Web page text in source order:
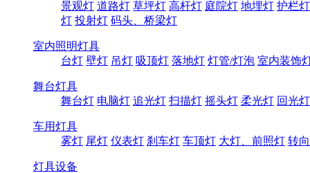
景观灯 道路灯 草坪灯 高杆灯 庭院灯 地埋灯 护栏灯
灯 投射灯 码头、桥梁灯
室内照明灯具
台灯 壁灯 吊灯 吸顶灯 落地灯 灯管/灯泡 室内装饰
舞台灯具
舞台灯 电脑灯 追光灯 扫描灯 摇头灯 柔光灯 回光灯
车用灯具
雾灯 尾灯 仪表灯 刹车灯 车顶灯 大灯、前照灯 转
灯具设备